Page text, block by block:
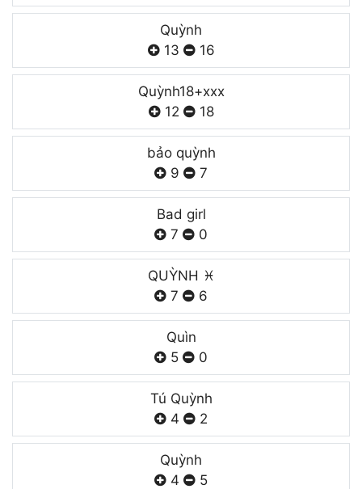
Quỳnh
13
16
Quỳnh18+xxx
12
18
bảo quỳnh
9
7
Bad girl
7
0
QUỲNH ♓️
7
6
Quìn
5
0
Tú Quỳnh
4
2
Quỳnh
4
5